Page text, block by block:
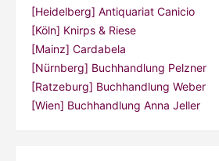
[Heidelberg] Antiquariat Canicio
[Köln] Knirps & Riese
[Mainz] Cardabela
[Nürnberg] Buchhandlung Pelzner
[Ratzeburg] Buchhandlung Weber
[Wien] Buchhandlung Anna Jeller